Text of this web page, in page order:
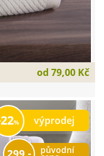
od 79,00 Kč
výprodej
22
původní